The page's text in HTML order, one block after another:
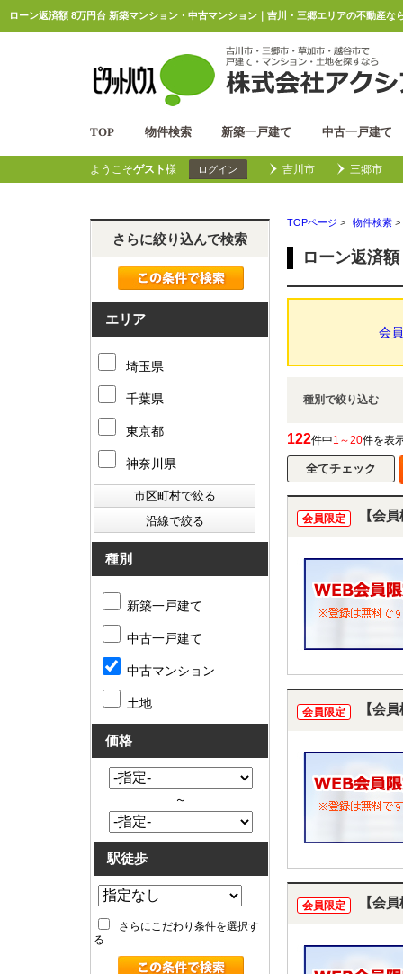
ローン返済額 8万円台 新築マンション・中古マンション｜吉川・三郷エリアの不動産な
TOP 物件検索 新築一戸建て 中古一戸建て
ようこそゲスト様 ログイン 吉川市 三郷市
TOPページ > 物件検索 >
ローン返済
会
種別で絞り込む
122件中1～20件を表
会員限定 【会
会員限定 【会
会員限定 【会
さらに絞り込んで検索
エリア
埼玉県
千葉県
東京都
神奈川県
種別
新築一戸建て
中古一戸建て
中古マンション
土地
価格
～
駅徒歩
さらにこだわり条件を選択す
る